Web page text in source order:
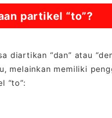
partikel “to”?
diartikan “dan” atau
melainkan memiliki
“to”: